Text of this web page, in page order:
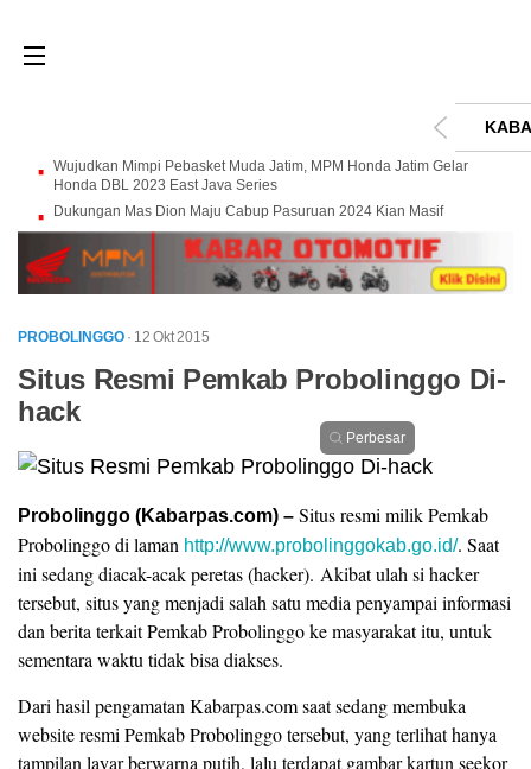
Wujudkan Mimpi Pebasket Muda Jatim, MPM Honda Jatim Gelar
Honda DBL 2023 East Java Series
Dukungan Mas Dion Maju Cabup Pasuruan 2024 Kian Masif
PROBOLINGGO · 12 Okt 2015
Situs Resmi Pemkab Probolinggo Di-
hack
Perbesar
Probolinggo (Kabarpas.com) – Situs resmi milik Pemkab
Probolinggo di laman http://www.probolinggokab.go.id/. Saat
ini sedang diacak-acak peretas (hacker). Akibat ulah si hacker
tersebut, situs yang menjadi salah satu media penyampai informasi
dan berita terkait Pemkab Probolinggo ke masyarakat itu, untuk
sementara waktu tidak bisa diakses.
Dari hasil pengamatan Kabarpas.com saat sedang membuka
website resmi Pemkab Probolinggo tersebut, yang terlihat hanya
tampilan layar berwarna putih, lalu terdapat gambar kartun seekor